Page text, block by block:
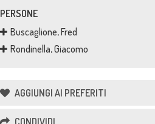
PERSONE
Buscaglione, Fred
Rondinella, Giacomo
AGGIUNGI AI PREFERITI
CONDIVIDI